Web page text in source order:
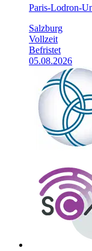
Paris-Lodron-
Salzburg
Vollzeit
Befristet
05.08.2026